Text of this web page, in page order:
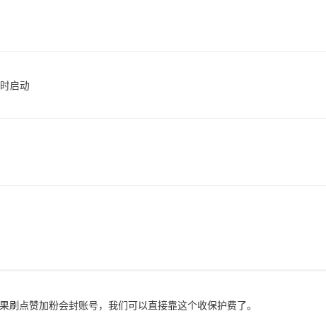
启动
刷点赞加粉会封账号，我们可以直接靠这个收保护费了。